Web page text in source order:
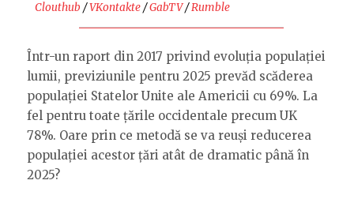
Clouthub /VKontakte/GabTV/Rumble
Într-un raport din 2017 privind evoluția populației
lumii, previziunile pentru 2025 prevăd scăderea
populației Statelor Unite ale Americii cu 69%. La
fel pentru toate țările occidentale precum UK
78%. Oare prin ce metodă se va reuși reducerea
populației acestor țări atât de dramatic până în
2025?